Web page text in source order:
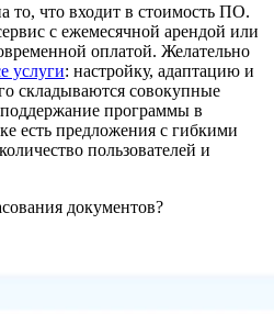
то, что входит в стоимость ПО.
с ежемесячной арендой или
оплатой. Желательно
услуги: настройку, адаптацию и
складываются совокупные
программы в
есть предложения с гибкими
пользователей и
документов?